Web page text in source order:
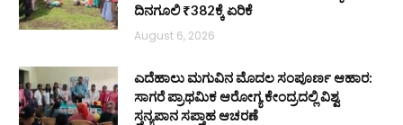
ದಿನಗೂಲಿ ₹382ಕ್ಕೆ ಏರಿಕೆ
August 6, 2026
ಎದೆಹಾಲು ಮಗುವಿನ ಮೊದಲ ಸಂಪೂರ್ಣ ಆಹಾರ:
ಸಾಗರೆ ಪ್ರಾಥಮಿಕ ಆರೋಗ್ಯ ಕೇಂದ್ರದಲ್ಲಿ ವಿಶ್ವ
ಸ್ತನ್ಯಪಾನ ಸಪ್ತಾಹ ಆಚರಣೆ